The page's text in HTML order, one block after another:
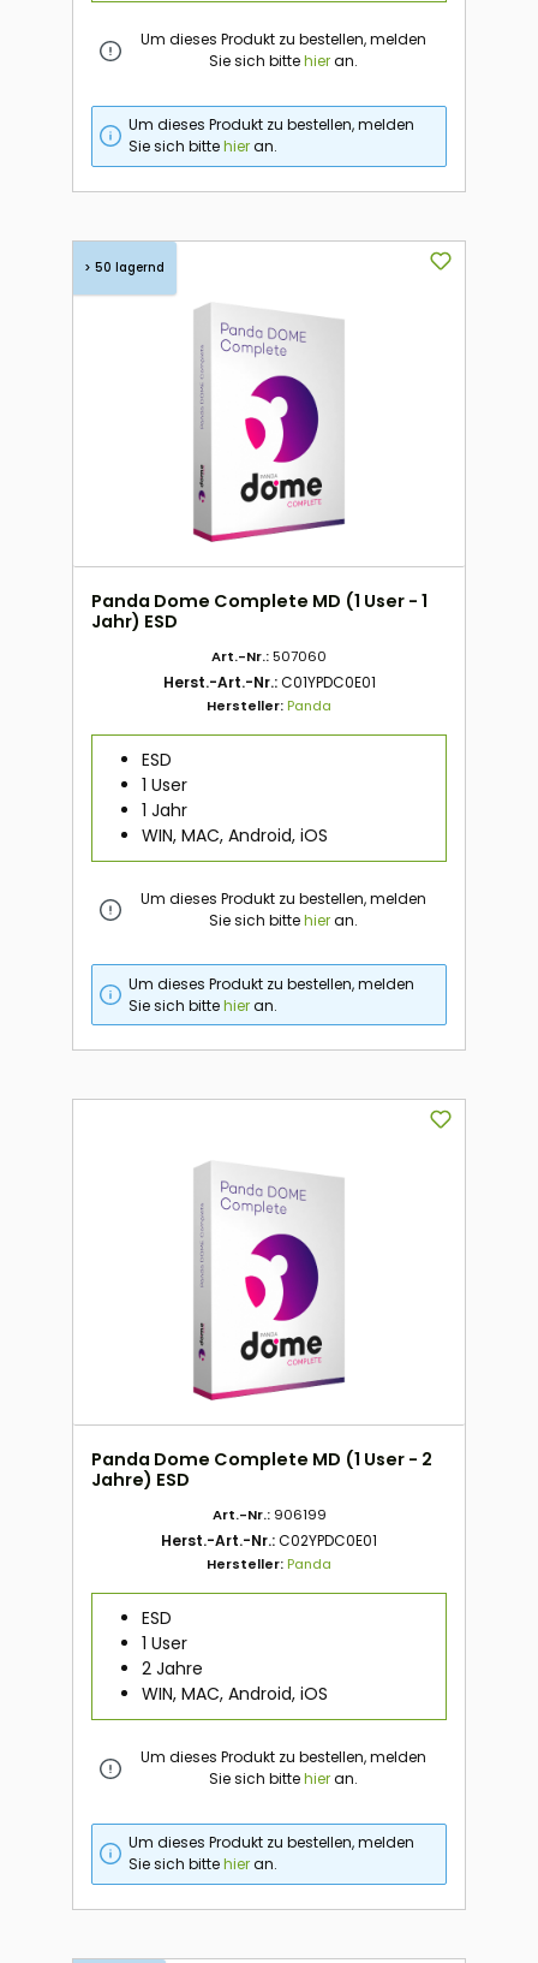
Um dieses Produkt zu bestellen, melden
Sie sich bittehieran.
Um dieses Produkt zu bestellen, melden
Sie sich bittehieran.
> 50 lagernd
Panda Dome Complete MD (1 User - 1
Jahr) ESD
Art.-Nr.:507060
Herst.-Art.-Nr.:C01YPDC0E01
Hersteller:Panda
ESD
1 User
1 Jahr
WIN, MAC, Android, iOS
Um dieses Produkt zu bestellen, melden
Sie sich bittehieran.
Um dieses Produkt zu bestellen, melden
Sie sich bittehieran.
Panda Dome Complete MD (1 User - 2
Jahre) ESD
Art.-Nr.: 906199
Herst.-Art.-Nr.:C02YPDC0E01
Hersteller:Panda
ESD
1 User
2 Jahre
WIN, MAC, Android, iOS
Um dieses Produkt zu bestellen, melden
Sie sich bittehieran.
Um dieses Produkt zu bestellen, melden
Sie sich bittehieran.